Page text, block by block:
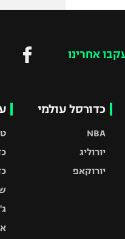
אחרינו
כדורסל עולמי
NBA
יורוליג
יורוקאפ